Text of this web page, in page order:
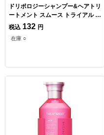
ドリポロジーシャンプー&ヘアトリ
ートメント スムース トライアル 1
回分
税込 132 円
在庫 ○